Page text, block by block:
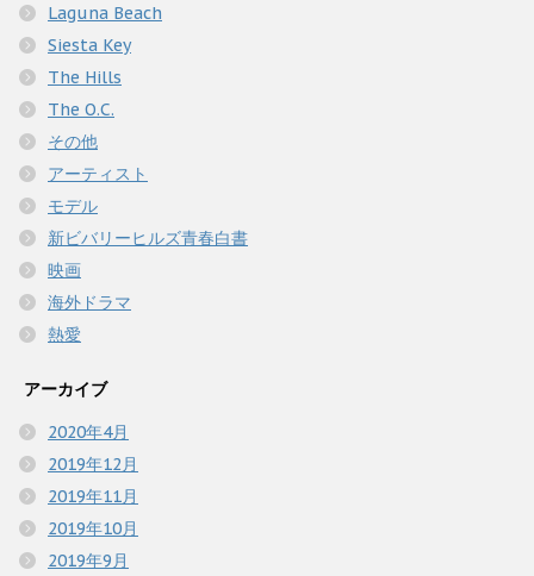
Laguna Beach
Siesta Key
The Hills
The O.C.
その他
アーティスト
モデル
新ビバリーヒルズ青春白書
映画
海外ドラマ
熱愛
アーカイブ
2020年4月
2019年12月
2019年11月
2019年10月
2019年9月